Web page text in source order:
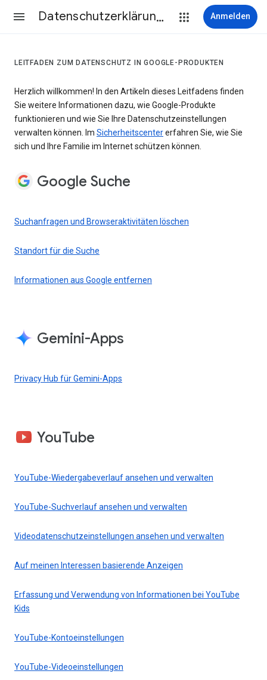
Datenschutzerklärung & Nutzungsbedingungen Anmelden
LEITFADEN ZUM DATENSCHUTZ IN GOOGLE-PRODUKTEN
Herzlich willkommen! In den Artikeln dieses Leitfadens finden
Sie weitere Informationen dazu, wie Google-Produkte
funktionieren und wie Sie Ihre Datenschutzeinstellungen
verwalten können. Im Sicherheitscentererfahren Sie, wie Sie
sich und Ihre Familie im Internet schützen können.
Google Suche
Suchanfragen und Browseraktivitäten löschen
Standort für die Suche
Informationen aus Google entfernen
Gemini-Apps
Privacy Hub für Gemini-Apps
YouTube
YouTube-Wiedergabeverlauf ansehen und verwalten
YouTube-Suchverlauf ansehen und verwalten
Videodatenschutzeinstellungen ansehen und verwalten
Auf meinen Interessen basierende Anzeigen
Erfassung und Verwendung von Informationen bei YouTube
Kids
YouTube-Kontoeinstellungen
YouTube-Videoeinstellungen